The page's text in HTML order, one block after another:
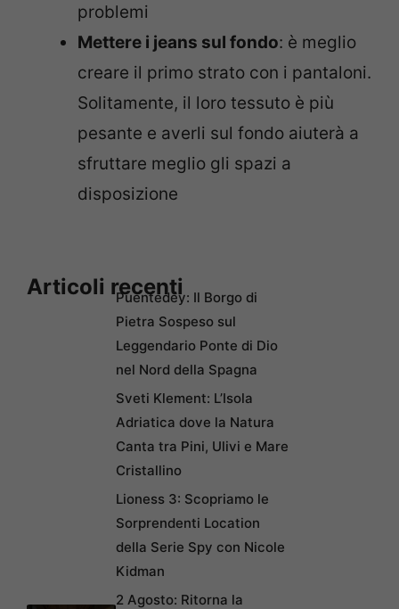
problemi
Mettere i jeans sul fondo: è meglio
creare il primo strato con i pantaloni.
Solitamente, il loro tessuto è più
pesante e averli sul fondo aiuterà a
sfruttare meglio gli spazi a
disposizione
Articoli recentiPuentedey: Il Borgo di
Pietra Sospeso sul
Leggendario Ponte di Dio
nel Nord della Spagna
Sveti Klement: L’Isola
Adriatica dove la Natura
Canta tra Pini, Ulivi e Mare
Cristallino
Lioness 3: Scopriamo le
Sorprendenti Location
della Serie Spy con Nicole
Kidman
2 Agosto: Ritorna la